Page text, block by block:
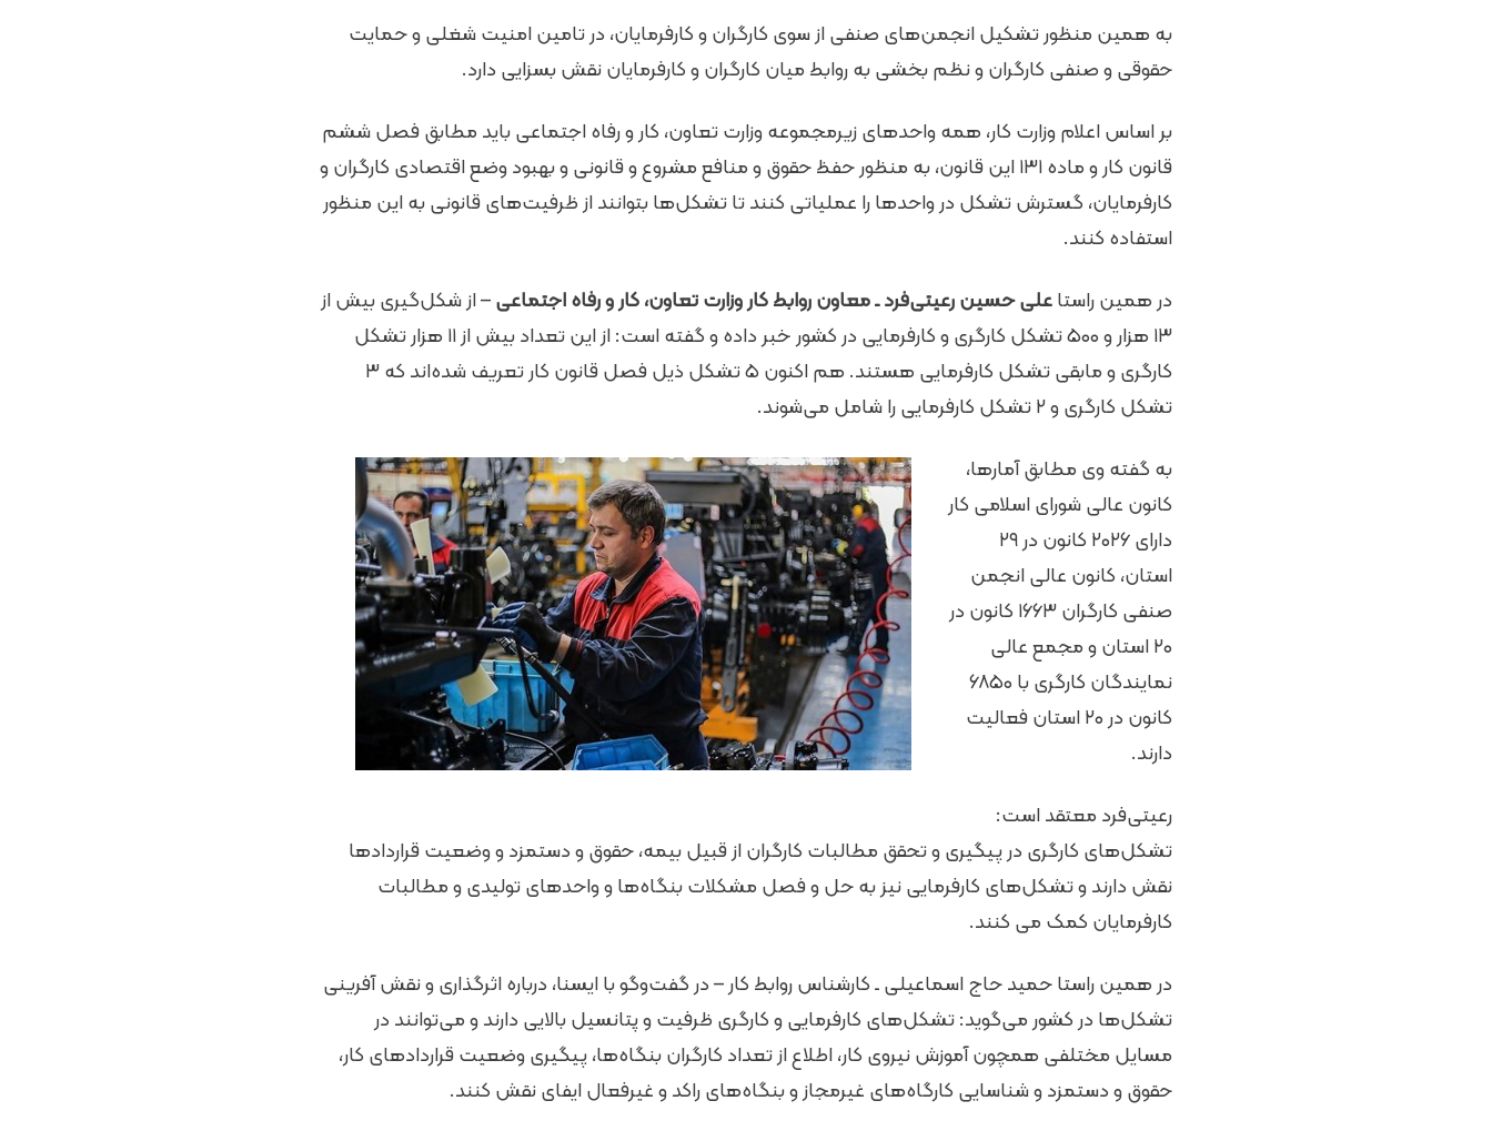
به همین منظور تشکیل انجمن‌های صنفی از سوی کارگران و کارفرمایان، در تامین امنیت شغلی و حمایت
حقوقی و صنفی کارگران و نظم بخشی به روابط میان کارگران و کارفرمایان نقش بسزایی دارد.
بر اساس اعلام وزارت کار، همه واحدهای زیرمجموعه وزارت تعاون، کار و رفاه اجتماعی باید مطابق فصل ششم
قانون کار و ماده ۱۳۱ این قانون، به منظور حفظ حقوق و منافع مشروع و قانونی و بهبود وضع اقتصادی کارگران و
کارفرمایان، گسترش تشکل در واحدها را عملیاتی کنند تا تشکل‌ها بتوانند از ظرفیت‌های قانونی به این منظور
استفاده کنند.
در همین راستاعلی حسین رعیتی‌فرد ـ معاون روابط کار وزارت تعاون، کار و رفاه اجتماعی– از شکل‌گیری بیش از
۱۳ هزار و ۵۰۰ تشکل کارگری و کارفرمایی در کشور خبر داده و گفته است: از این تعداد بیش از ۱۱ هزار تشکل
کارگری و مابقی تشکل کارفرمایی هستند. هم اکنون ۵ تشکل ذیل فصل قانون کار تعریف شده‌اند که ۳
تشکل کارگری و ۲ تشکل کارفرمایی را شامل می‌شوند.
به گفته وی مطابق آمارها،
کانون عالی شورای اسلامی کار
دارای ۲۰۲۶ کانون در ۲۹
استان، کانون عالی انجمن
صنفی کارگران ۱۶۶۳ کانون در
۲۰ استان و مجمع عالی
نمایندگان کارگری با ۶۸۵۰
کانون در ۲۰ استان فعالیت
دارند.
رعیتی‌فرد معتقد است:
تشکل‌های کارگری در پیگیری و تحقق مطالبات کارگران از قبیل بیمه، حقوق و دستمزد و وضعیت قراردادها
نقش دارند و تشکل‌های کارفرمایی نیز به حل و فصل مشکلات بنگاه‌ها و واحدهای تولیدی و مطالبات
کارفرمایان کمک می کنند.
در همین راستا حمید حاج اسماعیلی ـ کارشناس روابط کار – در گفت‌وگو با ایسنا، درباره اثرگذاری و نقش آفرینی
تشکل‌ها در کشور می‌گوید: تشکل‌های کارفرمایی و کارگری ظرفیت و پتانسیل بالایی دارند و می‌توانند در
مسایل مختلفی همچون آموزش نیروی کار، اطلاع از تعداد کارگران بنگاه‌ها، پیگیری وضعیت قراردادهای کار،
حقوق و دستمزد و شناسایی کارگاه‌های غیرمجاز و بنگاه‌های راکد و غیرفعال ایفای نقش کنند.